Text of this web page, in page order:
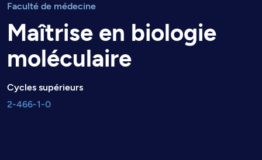
Faculté de médecine
Maîtrise en biologie
moléculaire
Cycles supérieurs
2-466-1-0